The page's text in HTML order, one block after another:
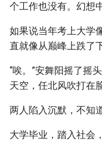
个工作也没有。幻想
如果说当年考上大学
直就像从巅峰上跌了
“唉。”安舞阳摇了摇
天空，任北风吹打在
两人陷入沉默，不知
大学毕业，踏入社会